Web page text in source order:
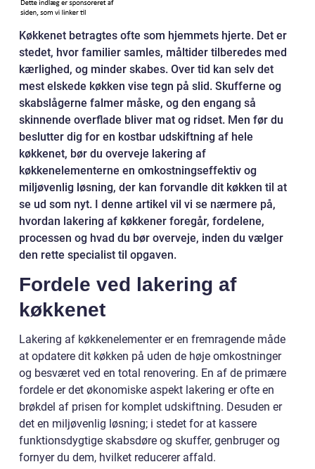
Køkkenet betragtes ofte som hjemmets hjerte. Det er
stedet, hvor familier samles, måltider tilberedes med
kærlighed, og minder skabes. Over tid kan selv det
mest elskede køkken vise tegn på slid. Skufferne og
skabslågerne falmer måske, og den engang så
skinnende overflade bliver mat og ridset. Men før du
beslutter dig for en kostbar udskiftning af hele
køkkenet, bør du overveje lakering af
køkkenelementerne en omkostningseffektiv og
miljøvenlig løsning, der kan forvandle dit køkken til at
se ud som nyt. I denne artikel vil vi se nærmere på,
hvordan lakering af køkkener foregår, fordelene,
processen og hvad du bør overveje, inden du vælger
den rette specialist til opgaven.
Fordele ved lakering af
køkkenet
Lakering af køkkenelementer er en fremragende måde
at opdatere dit køkken på uden de høje omkostninger
og besværet ved en total renovering. En af de primære
fordele er det økonomiske aspekt lakering er ofte en
brøkdel af prisen for komplet udskiftning. Desuden er
det en miljøvenlig løsning; i stedet for at kassere
funktionsdygtige skabsdøre og skuffer, genbruger og
fornyer du dem, hvilket reducerer affald.